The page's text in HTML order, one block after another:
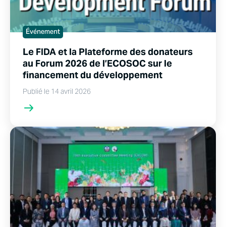
Événement
Le FIDA et la Plateforme des donateurs
au Forum 2026 de l’ECOSOC sur le
financement du développement
Publié le 14 avril 2026